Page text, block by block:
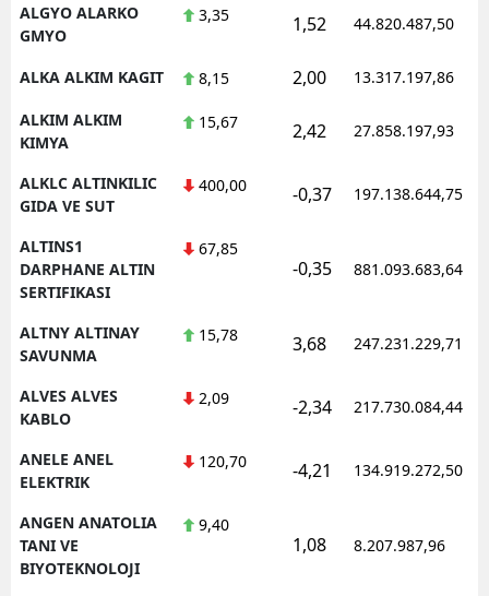
ALGYO ALARKO
GMYO
3,35 1,52 44.820.487,50
ALKA ALKIM KAGIT 8,15 2,00 13.317.197,86
ALKIM ALKIM
KIMYA
15,67 2,42 27.858.197,93
ALKLC ALTINKILIC
GIDA VE SUT
400,00 -0,37 197.138.644,75
ALTINS1
DARPHANE ALTIN
SERTIFIKASI
67,85
-0,35 881.093.683,64
ALTNY ALTINAY
SAVUNMA
15,78 3,68 247.231.229,71
ALVES ALVES
KABLO
2,09 -2,34 217.730.084,44
ANELE ANEL
ELEKTRIK
120,70 -4,21 134.919.272,50
ANGEN ANATOLIA
TANI VE
BIYOTEKNOLOJI
9,40
1,08 8.207.987,96